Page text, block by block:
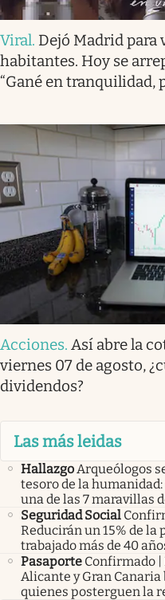
Viral. Dejó Madrid para
habitantes. Hoy se
“Gané en tranquilidad,
Acciones. Así abre la
viernes 07 de agosto,
dividendos?
Las más leidas
HallazgoArqueólogos
tesoro de la
una de las 7 maravillas
Seguridad Social
Reducirán un 15% de la
trabajado más de 40
Pasaporte Confirmado |
Alicante y Gran
quienes posterguen la